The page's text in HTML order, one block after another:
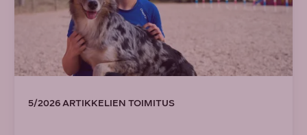
5/2026 ARTIKKELIEN TOIMITUS